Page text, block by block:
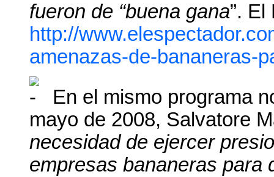
fueron de “buena gana”.
http://
amenazas-de-bananeras-
En el mismo programa
mayo de 2008, Salvatore
necesidad de ejercer
empresas bananeras para